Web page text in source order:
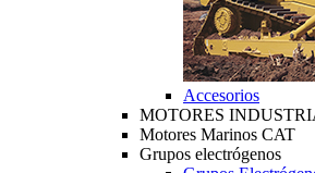
Accesorios
MOTORES
Motores Marinos CAT
Grupos electrógenos